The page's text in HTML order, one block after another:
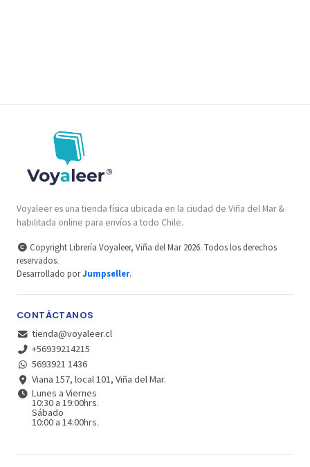
Voyaleer es una tienda física ubicada en la ciudad de Viña del Mar &
habilitada online para envíos a todo Chile.
Copyright Librería Voyaleer, Viña del Mar 2026. Todos los derechos
reservados.
Desarrollado porJumpseller.
CONTÁCTANOS
tienda@voyaleer.cl
+56939214215
5693921 1436
Viana 157, local 101, Viña del Mar.
Lunes a Viernes
10:30 a 19:00hrs.
Sábado
10:00 a 14:00hrs.